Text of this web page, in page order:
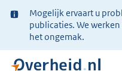
Ter
informatie:
Mogelijk ervaart u
publicaties. We
het ongemak.